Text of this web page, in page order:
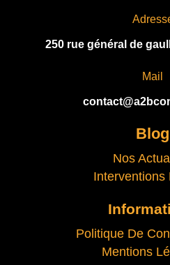
250 rue général de
Mail
Blog
Nos
Interventions
Politique De
Mentions